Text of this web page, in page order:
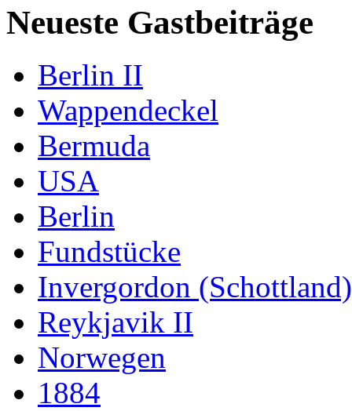
Neueste Gastbeiträge
Berlin II
Wappendeckel
Bermuda
USA
Berlin
Fundstücke
Invergordon (Schottland)
Reykjavik II
Norwegen
1884